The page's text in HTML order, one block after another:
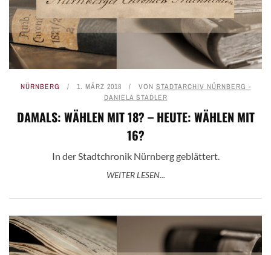
NÜRNBERG 1. MÄRZ 2018 VON STADTARCHIV NÜRNBERG -
DANIELA STADLER
DAMALS: WÄHLEN MIT 18? – HEUTE: WÄHLEN MIT
16?
In der Stadtchronik Nürnberg geblättert.
WEITER LESEN...